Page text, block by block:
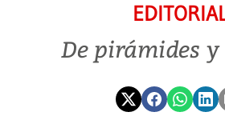
De pirámides y